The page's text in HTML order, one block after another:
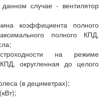
случае - вентилятор
коэффициента полного
полного КПД,
на режиме
округленная до целого
(в дециметрах);